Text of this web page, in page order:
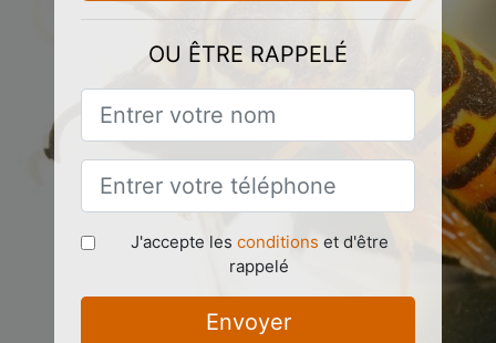
OU ÊTRE RAPPELÉ
J'accepte les conditions et d'être
rappelé
Envoyer